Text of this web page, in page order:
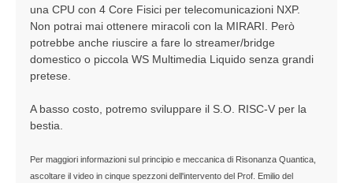
una CPU con 4 Core Fisici per telecomunicazioni NXP.
Non potrai mai ottenere miracoli con la MIRARI. Però
potrebbe anche riuscire a fare lo streamer/bridge
domestico o piccola WS Multimedia Liquido senza grandi
pretese.
A basso costo, potremo sviluppare il S.O. RISC-V per la
bestia.
Per maggiori informazioni sul principio e meccanica di Risonanza Quantica,
ascoltare il video in cinque spezzoni dell'intervento del Prof. Emilio del